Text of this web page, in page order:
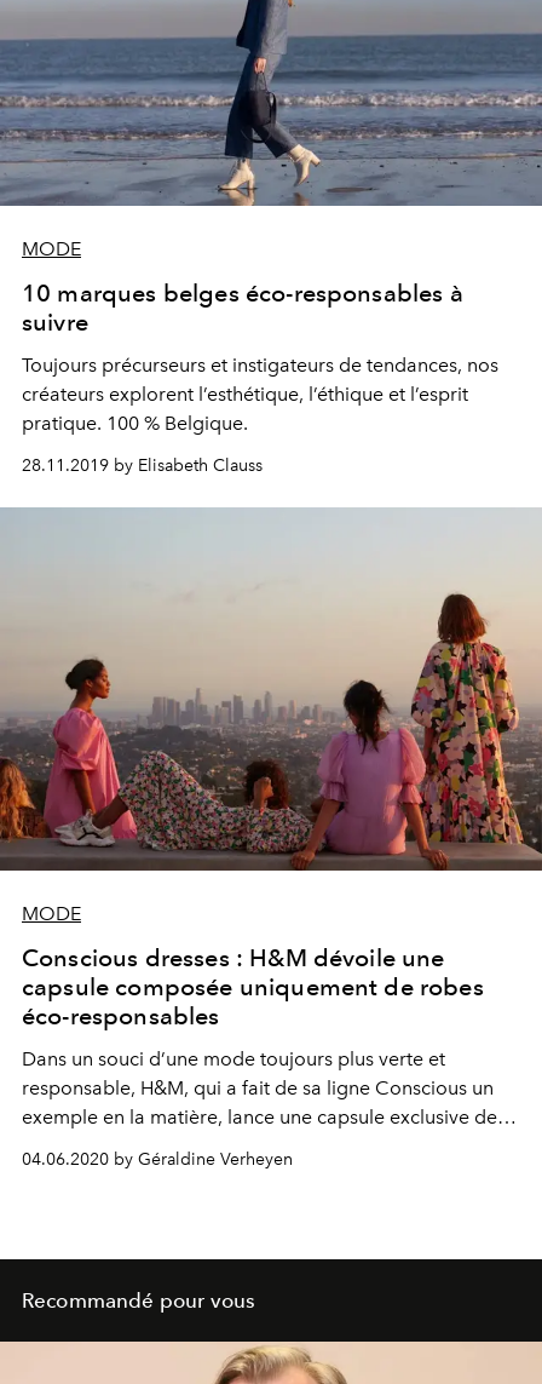
MODE
10 marques belges éco-responsables à
suivre
Toujours précurseurs et instigateurs de tendances, nos
créateurs explorent l’esthétique, l’éthique et l’esprit
pratique. 100 % Belgique.
28.11.2019 by Elisabeth Clauss
MODE
Conscious dresses : H&M dévoile une
capsule composée uniquement de robes
éco-responsables
Dans un souci d’une mode toujours plus verte et
responsable, H&M, qui a fait de sa ligne Conscious un
exemple en la matière, lance une capsule exclusive de
robes éco-responsables.
04.06.2020 by Géraldine Verheyen
Recommandé pour vous